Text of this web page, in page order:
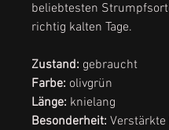
beliebtesten
richtig kalten Tage.
Zustand: gebraucht
Farbe: olivgrün
Länge: knielang
Besonderheit: Verstärkte